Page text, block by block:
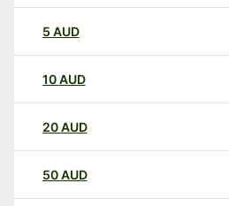
5 AUD
10AUD
20AUD
50AUD